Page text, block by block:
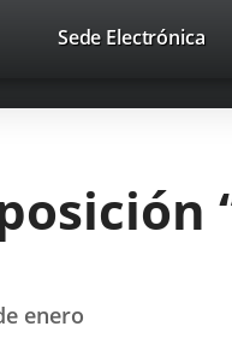
con nosotros Contacto
Sede Electrónica
enero